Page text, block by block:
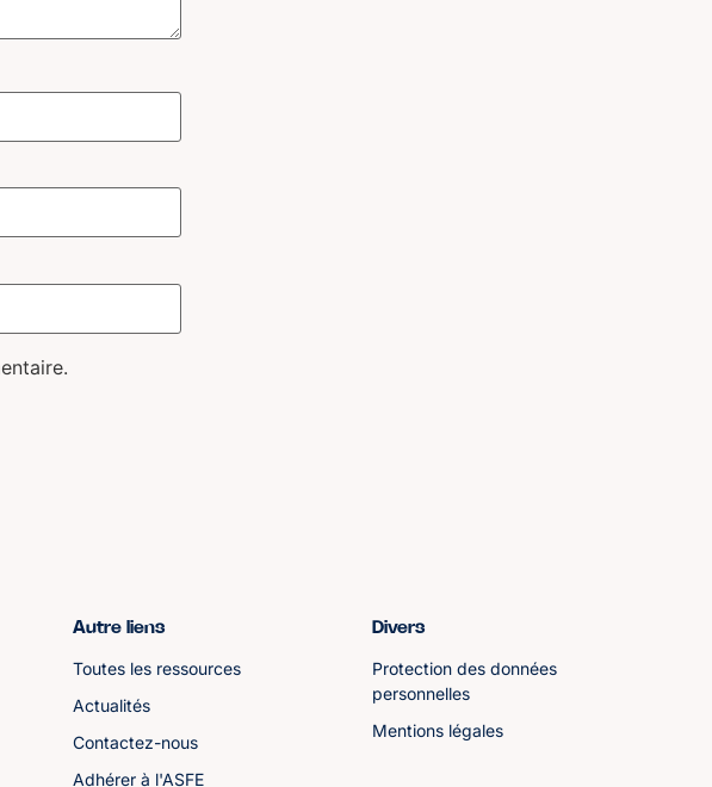
Autre liens
Toutes les ressources
Actualités
Contactez-nous
Adhérer à l'ASFE
Divers
Protection des données
personnelles
Mentions légales